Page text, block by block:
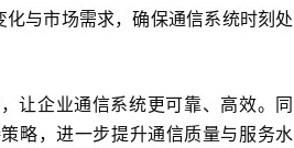
与市场需求，确保通信系统时刻处
让企业通信系统更可靠、高效。同
略，进一步提升通信质量与服务水